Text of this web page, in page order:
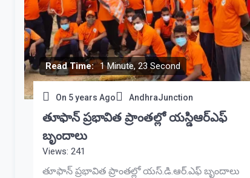
Read Time: 1 Minute, 23 Second
On 5 years Ago AndhraJunction
తూఫాన్ ప్రభావిత ప్రాంతల్లో యస్డిఆర్ఎఫ్
బృందాలు
Views: 241
తూఫాన్ ప్రభావిత ప్రాంతల్లో యస్.డి.ఆర్.ఎఫ్ బృందాలు